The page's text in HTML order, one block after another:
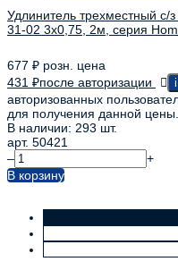
Удлинитель трехместный с/
31-02 3x0,75, 2м, серия
677 ₽ розн. цена
431 ₽после авторизации i
авторизованных
для получения данной цены.
В наличии: 293 шт.
арт. 50421
–
+
В корзину